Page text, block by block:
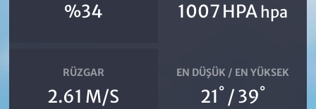
%34 1007 HPA hpa
RÜZGAR
2.61 M/S
EN DÜŞÜK / EN YÜKSEK
21° / 39°